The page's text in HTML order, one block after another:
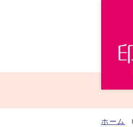
ホーム